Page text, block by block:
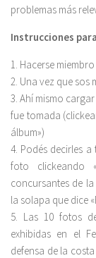
problemas más
Instrucciones
1. Hacerse
2. Una vez que
3. Ahí mismo
fue tomada
álbum»)
4. Podés decirles
foto clickeando
concursantes de
la solapa que dice
5. Las 10 fotos
exhibidas en el
defensa de la